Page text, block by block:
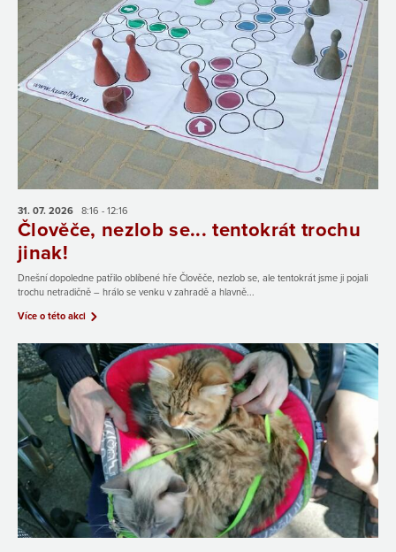
31. 07. 2026 8:16 - 12:16
Člověče, nezlob se... tentokrát trochu
jinak!
Dnešní dopoledne patřilo oblíbené hře Člověče, nezlob se, ale tentokrát jsme ji pojali
trochu netradičně – hrálo se venku v zahradě a hlavně...
Více o této akci